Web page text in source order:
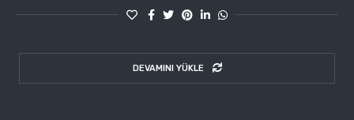
DEVAMINI YÜKLE